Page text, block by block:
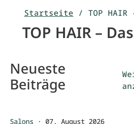
Startseite / TOP
TOP HAIR –
Neueste
Beiträge
Salons · 07. August 2026